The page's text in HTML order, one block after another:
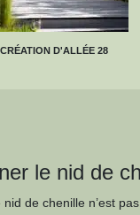
CRÉATION D'ALLÉE 28
le nid de
nid de chenille n’est